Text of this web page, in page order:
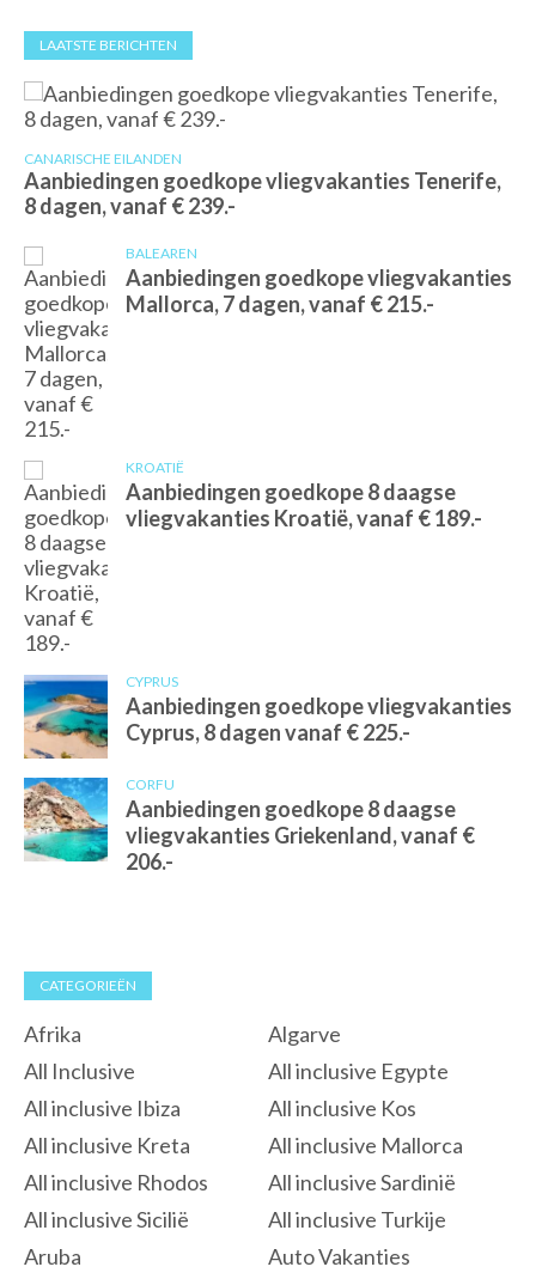
LAATSTE BERICHTEN
CANARISCHE EILANDEN
Aanbiedingen goedkope vliegvakanties Tenerife,
8 dagen, vanaf € 239.-
BALEAREN
Aanbiedingen goedkope vliegvakanties
Mallorca, 7 dagen, vanaf € 215.-
KROATIË
Aanbiedingen goedkope 8 daagse
vliegvakanties Kroatië, vanaf € 189.-
CYPRUS
Aanbiedingen goedkope vliegvakanties
Cyprus, 8 dagen vanaf € 225.-
CORFU
Aanbiedingen goedkope 8 daagse
vliegvakanties Griekenland, vanaf €
206.-
CATEGORIEËN
Afrika
Algarve
All Inclusive
All inclusive Egypte
All inclusive Ibiza
All inclusive Kos
All inclusive Kreta
All inclusive Mallorca
All inclusive Rhodos
All inclusive Sardinië
All inclusive Sicilië
All inclusive Turkije
Aruba
Auto Vakanties